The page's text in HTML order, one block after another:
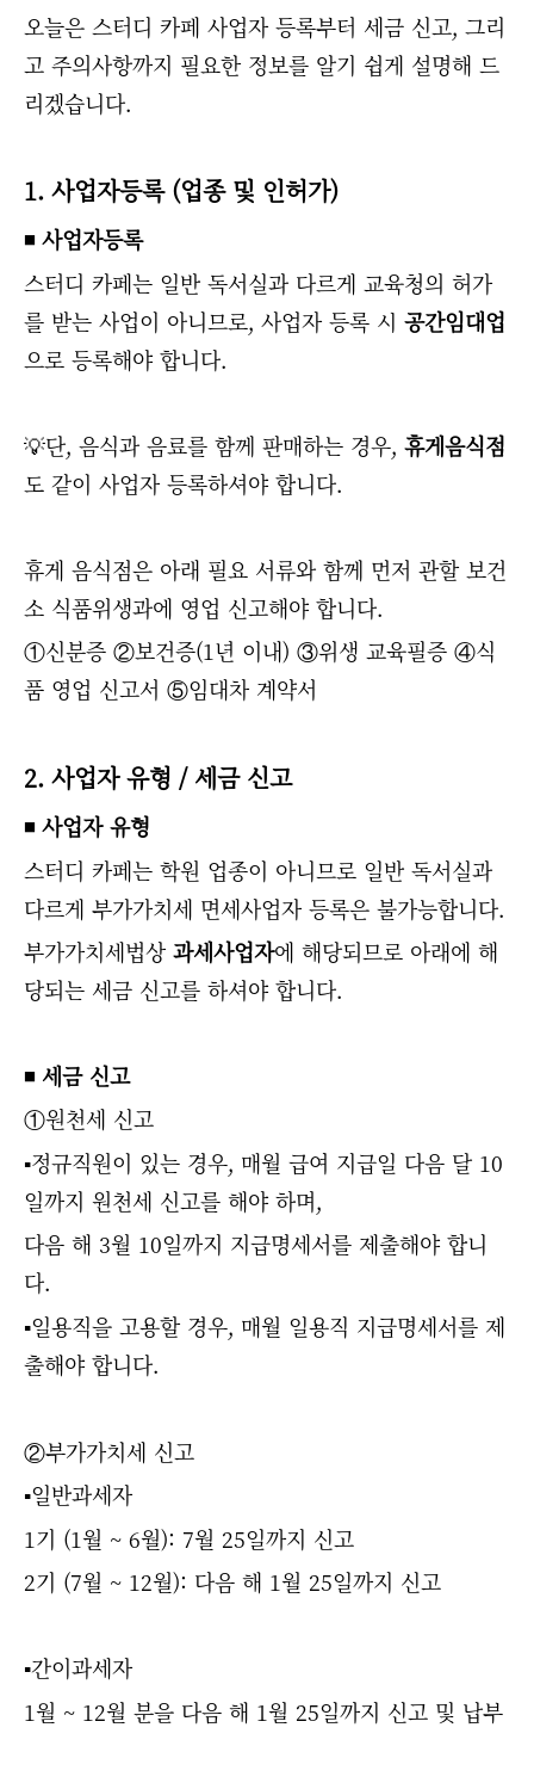
오늘은 스터디 카페 사업자 등록부터 세금 신고, 그리
고 주의사항까지 필요한 정보를 알기 쉽게 설명해 드
리겠습니다.
1. 사업자등록 (업종 및 인허가)
◾ 사업자등록
스터디 카페는 일반 독서실과 다르게 교육청의 허가
를 받는 사업이 아니므로, 사업자 등록 시 공간임대업
으로 등록해야 합니다.
💡단, 음식과 음료를 함께 판매하는 경우, 휴게음식점
도 같이 사업자 등록하셔야 합니다.
휴게 음식점은 아래 필요 서류와 함께 먼저 관할 보건
소 식품위생과에 영업 신고해야 합니다.
①신분증 ②보건증(1년 이내) ③위생 교육필증 ④식
품 영업 신고서 ⑤임대차 계약서
2. 사업자 유형 / 세금 신고
◾ 사업자 유형
스터디 카페는 학원 업종이 아니므로 일반 독서실과
다르게 부가가치세 면세사업자 등록은 불가능합니다.
부가가치세법상 과세사업자에 해당되므로 아래에 해
당되는 세금 신고를 하셔야 합니다.
◾ 세금 신고
①원천세 신고
▪정규직원이 있는 경우, 매월 급여 지급일 다음 달 10
일까지 원천세 신고를 해야 하며,
다음 해 3월 10일까지 지급명세서를 제출해야 합니
다.
▪일용직을 고용할 경우, 매월 일용직 지급명세서를 제
출해야 합니다.
②부가가치세 신고
▪일반과세자
1기 (1월 ~ 6월): 7월 25일까지 신고
2기 (7월 ~ 12월): 다음 해 1월 25일까지 신고
▪간이과세자
1월 ~ 12월 분을 다음 해 1월 25일까지 신고 및 납부